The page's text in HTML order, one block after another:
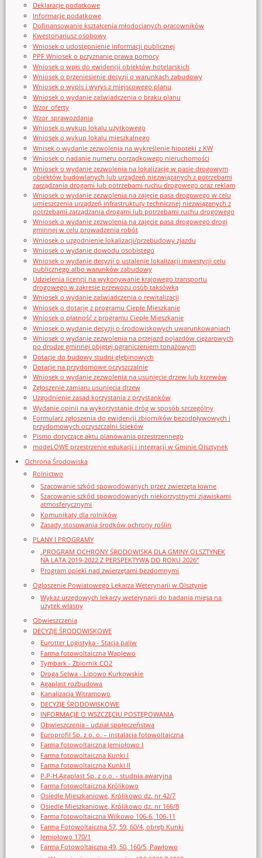
Deklaracje podatkowe
Informacje podatkowe
Dofinansowanie kształcenia młodocianych pracowników
Kwestonariusz osobowy
Wniosek o udostępnienie informacji publicznej
PPF Wniosek o przyznanie prawa pomocy
Wniosek o wpis do ewidencji obiektów hotelarskich
Wniosek o przeniesienie decyzji o warunkach zabudowy
Wniosek o wypis i wyrys z miejscowego planu
Wniosek o wydanie zaświadczenia o braku planu
Wzor_oferty
Wzor_sprawozdania
Wniosek o wykup lokalu użytkowego
Wniosek o wykup lokalu mieszkalnego
Wnisek o wydanie zezwolenia na wykreślenie hipoteki z KW
Wniosek o nadanie numeru porządkowego nieruchomości
Wniosek o wydanie zezwolenia na lokalizację w pasie drogowym
obiektów budowlanych lub urządzeń niezwiązanych z potrzebami
zarządzania drogami lub potrzebami ruchu drogowego oraz reklam
Wniosek o wydanie zezwolenia na zajęcie pasa drogowego w celu
umieszczenia urządzeń infrastruktury technicznej niezwiązanych z
potrzebami zarządzania drogami lub potrzebami ruchu drogowego
Wniosek o wydanie zezwolenia na zajęcie pasa drogowego drogi
gminnej w celu prowadzenia robót
Wniosek o uzgodnienie lokalizacji/przebudowy zjazdu
Wniosek o wydanie dowodu osobistego
Wniosek o wydanie decyzji o ustalenie lokalizacji inwestycji celu
publicznego albo warunków zabudowy
Udzielenia licencji na wykonywanie krajowego transportu
drogowego w zakresie przewozu osób taksówką
Wniosek o wydanie zaświadczenia o rewitalizacji
Wniosek o dotację z programu Ciepłe Mieszkanie
Wniosek o płatność z programu Ciepłe Mieszkanie
Wniosek o wydanie decyzji o środowiskowych uwarunkowaniach
Wniosek o wydanie zezwolenia na przejazd pojazdów ciężarowych
po drodze gminnej objętej ograniczeniem tonażowym
Dotacje do budowy studni głębinowych
Dotacje na przydomowe oczyszczalnie
Wniosek o wydanie zezwolenia na usunięcie drzew lub krzewów
Zgłoszenie zamiaru usunięcia drzew
Uzgodnienie zasad korzystania z przystanków
Wydanie opinii na wykorzystanie dróg w sposób szczególny
Formularz zgłoszenia do ewidencji zbiorników bezodpływowych i
przydomowych oczyszczalni ścieków
Pismo dotyczące aktu planowania przestrzennego
modeLOWE przestrzenie edukacji i integracji w Gminie Olsztynek
Ochrona Środowiska
Rolnictwo
Szacowanie szkód spowodowanych przez zwierzęta łowne
Szacowanie szkód spowodowanych niekorzystnymi zjawiskami
atmosferycznymi
Komunikaty dla rolników
Zasady stosowania środków ochrony roślin
PLANY I PROGRAMY
„PROGRAM OCHRONY ŚRODOWISKA DLA GMINY OLSZTYNEK
NA LATA 2019-2022 Z PERSPEKTYWĄ DO ROKU 2026”
Program opieki nad zwierzętami bezdomnymi
Ogloszenie Powiatowego Lekarza Weterynarii w Olsztynie
Wykaz urzędowych lekarzy weterynarii do badania mięsa na
użytek własny
Obwieszczenia
DECYZJE ŚRODOWISKOWE
Eurotter Logistyka - Stacja paliw
Farma fotowoltaiczna Waplewo
Tymbark - Zbiornik CO2
Droga Selwa - Lipowo Kurkowskie
Agaplast rozbudowa
Kanalizacja Witramowo
DECYZJE ŚRODOWISKOWE
INFORMACJE O WSZCZĘCIU POSTĘPOWANIA
Obwieszczenia - udział społeczeństwa
Europrofil Sp. z o. o. – instalacja fotowoltaiczna
Farma fotowoltaiczna Jemiołowo I
Farma fotowoltaiczna Kunki I
Farma fotowoltaiczna Kunki II
P.P-H.Agaplast Sp. z o.o. - studnia awaryjna
Farma fotowoltaiczna Królikowo
Osiedle Mieszkaniowe, Królikowo dz. nr 42/7
Osiedle Mieszkaniowe, Królikowo dz. nr 166/8
Farma fotowoltaiczna Wilkowo 106-6, 106-11
Farma Fotowoltaiczna 57, 59, 60/4, obręb Kunki
Jemiołowo 170/1
Farma Fotowoltaiczna 49, 50, 160/5, Pawłowo